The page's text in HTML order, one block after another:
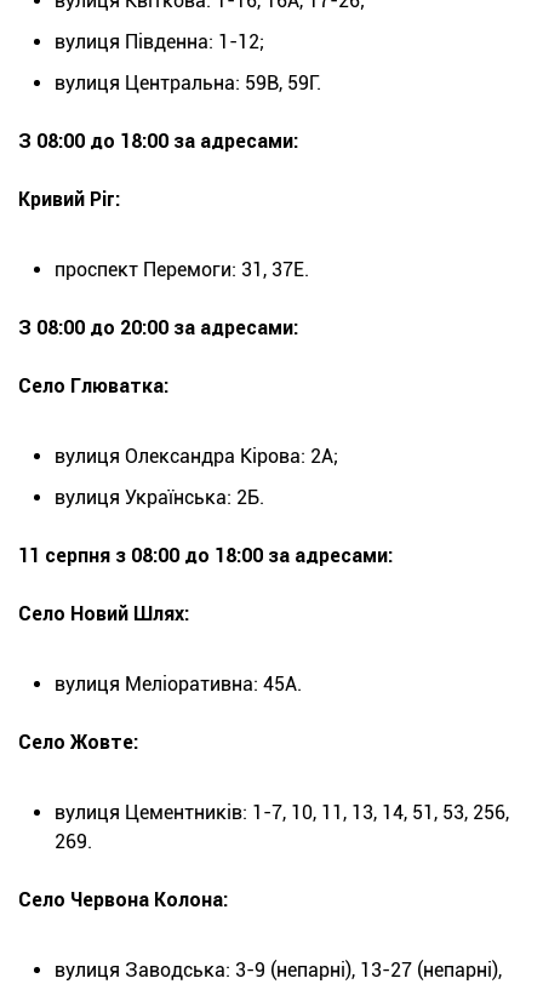
вулиця Південна: 1-12;
вулиця Центральна: 59В, 59Г.
З 08:00 до 18:00 за адресами:
Кривий Ріг:
проспект Перемоги: 31, 37Е.
З 08:00 до 20:00 за адресами:
Село Глюватка:
вулиця Олександра Кірова: 2А;
вулиця Українська: 2Б.
11 серпня з 08:00 до 18:00 за адресами:
Село Новий Шлях:
вулиця Меліоративна: 45А.
Село Жовте:
вулиця Цементників: 1-7, 10, 11, 13, 14, 51, 53, 256,
269.
Село Червона Колона:
вулиця Заводська: 3-9 (непарні), 13-27 (непарні),